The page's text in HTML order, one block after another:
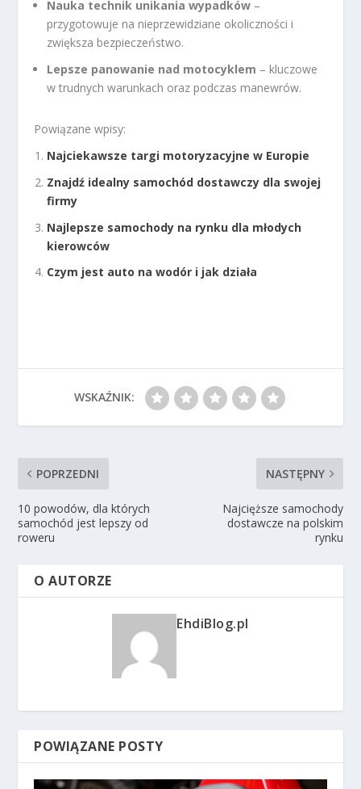
Nauka technik unikania wypadków –
przygotowuje na nieprzewidziane okoliczności i
zwiększa bezpieczeństwo.
Lepsze panowanie nad motocyklem – kluczowe
w trudnych warunkach oraz podczas manewrów.
Powiązane wpisy:
Najciekawsze targi motoryzacyjne w Europie
Znajdź idealny samochód dostawczy dla swojej
firmy
Najlepsze samochody na rynku dla młodych
kierowców
Czym jest auto na wodór i jak działa
WSKAŹNIK:
POPRZEDNI
10 powodów, dla których
samochód jest lepszy od
roweru
NASTĘPNY
Najcięższe samochody
dostawcze na polskim
rynku
O AUTORZE
EhdiBlog.pl
POWIĄZANE POSTY